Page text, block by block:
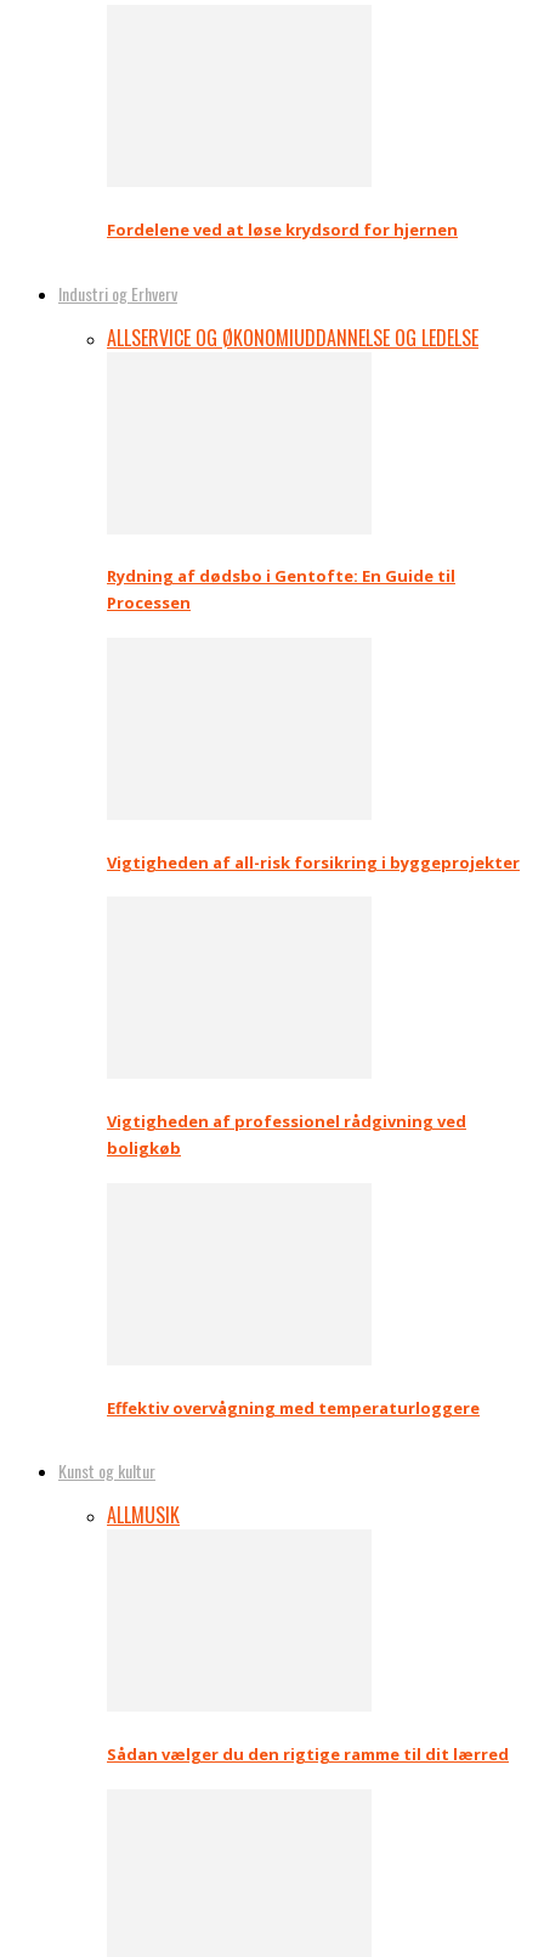
Fordelene ved at løse krydsord for hjernen
Industri og Erhverv
ALLSERVICE OG ØKONOMIUDDANNELSE OG LEDELSE
Rydning af dødsbo i Gentofte: En Guide til
Processen
Vigtigheden af all-risk forsikring i byggeprojekter
Vigtigheden af professionel rådgivning ved
boligkøb
Effektiv overvågning med temperaturloggere
Kunst og kultur
ALLMUSIK
Sådan vælger du den rigtige ramme til dit lærred